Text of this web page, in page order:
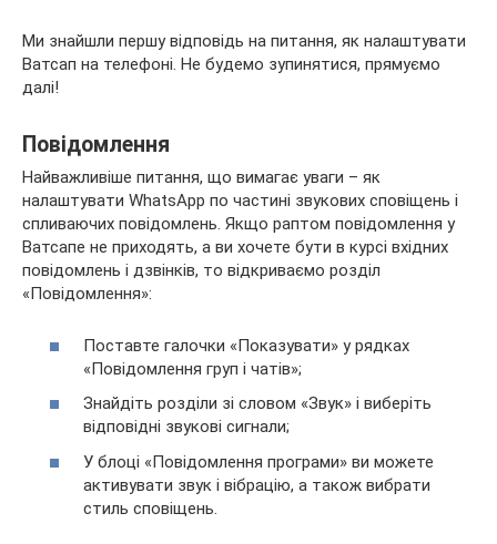
Ми знайшли першу відповідь на питання, як налаштувати
Ватсап на телефоні. Не будемо зупинятися, прямуємо
далі!
Повідомлення
Найважливіше питання, що вимагає уваги – як
налаштувати WhatsApp по частині звукових сповіщень і
спливаючих повідомлень. Якщо раптом повідомлення у
Ватсапе не приходять, а ви хочете бути в курсі вхідних
повідомлень і дзвінків, то відкриваємо розділ
«Повідомлення»:
Поставте галочки «Показувати» у рядках
«Повідомлення груп і чатів»;
Знайдіть розділи зі словом «Звук» і виберіть
відповідні звукові сигнали;
У блоці «Повідомлення програми» ви можете
активувати звук і вібрацію, а також вибрати
стиль сповіщень.